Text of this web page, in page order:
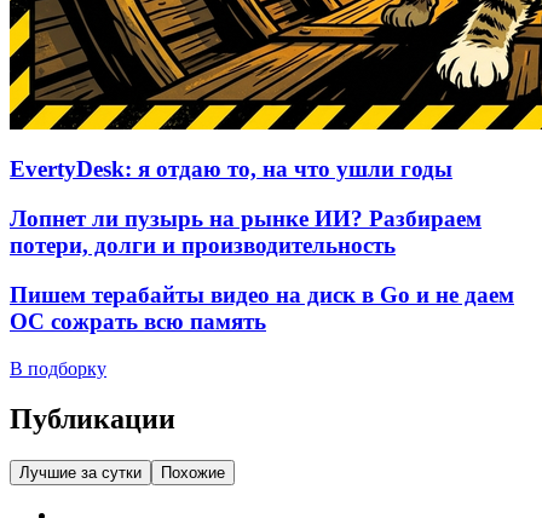
EvertyDesk: я отдаю то, на что ушли годы
Лопнет ли пузырь на рынке ИИ? Разбираем
потери, долги и производительность
Пишем терабайты видео на диск в Go и не даем
ОС сожрать всю память
В подборку
Публикации
Лучшие за сутки Похожие